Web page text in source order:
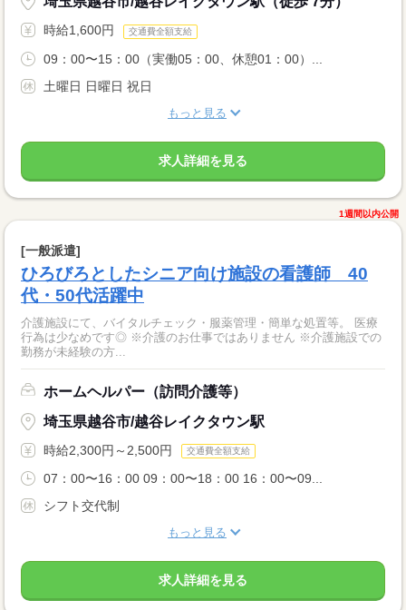
時給1,600円 交通費全額支給
09：00〜15：00（実働05：00、休憩01：00）...
土曜日 日曜日 祝日
もっと見る
求人詳細を見る
1週間以内公開
[一般派遣]
ひろびろとしたシニア向け施設の看護師 40
代・50代活躍中
介護施設にて、バイタルチェック・服薬管理・簡単な処置等。 医療
行為は少なめです◎ ※介護のお仕事ではありません ※介護施設での
勤務が未経験の方...
ホームヘルパー（訪問介護等）
埼玉県越谷市/越谷レイクタウン駅
時給2,300円～2,500円 交通費全額支給
07：00〜16：00 09：00〜18：00 16：00〜09...
シフト交代制
もっと見る
求人詳細を見る